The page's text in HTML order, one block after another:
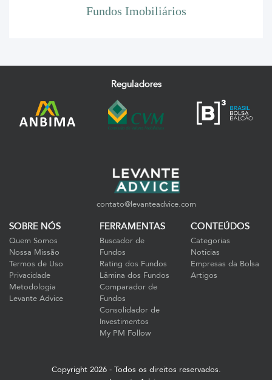
Fundos Imobiliários
Reguladores
contato@levanteadvice.com
SOBRE NÓS
Quem Somos
Nossa Missão
Termos de Uso
Privacidade
Metodologia
Levante Advice
FERRAMENTAS
Buscador de
Fundos
Rating dos Fundos
Lâmina dos Fundos
Comparador de
Fundos
Consolidador de
Investimentos
My PM Follow
CONTEÚDOS
Categorias
Notícias
Empresas da Bolsa
Artigos
Copyright 2026 - Todos os direitos reservados.